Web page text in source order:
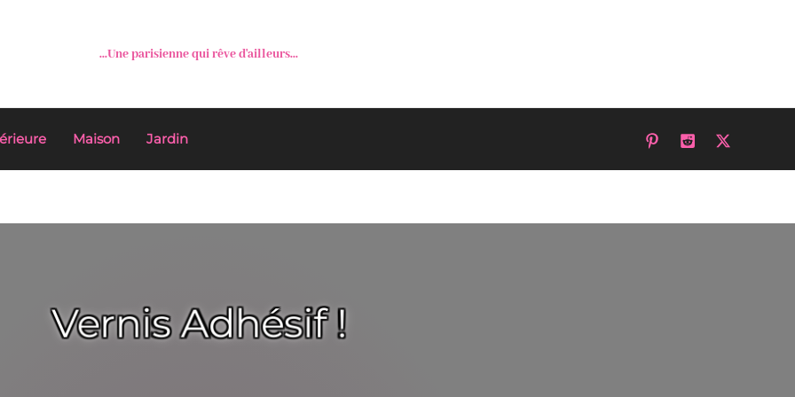
...Une parisienne qui rêve d'ailleurs...
Maison Jardin
Vernis Adhésif !